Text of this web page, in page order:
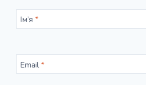
Ім’я *
Email*